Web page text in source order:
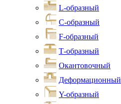
L-образный
С-образный
F-образный
Т-образный
Окантовочный
Деформационный
Y-образный